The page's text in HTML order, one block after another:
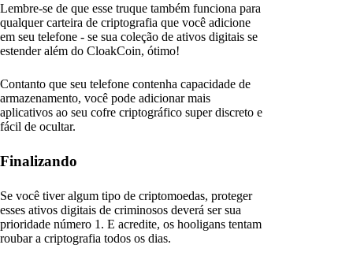
Lembre-se de que esse truque também funciona para
qualquer carteira de criptografia que você adicione
em seu telefone - se sua coleção de ativos digitais se
estender além do CloakCoin, ótimo!
Contanto que seu telefone contenha capacidade de
armazenamento, você pode adicionar mais
aplicativos ao seu cofre criptográfico super discreto e
fácil de ocultar.
Finalizando
Se você tiver algum tipo de criptomoedas, proteger
esses ativos digitais de criminosos deverá ser sua
prioridade número 1. E acredite, os hooligans tentam
roubar a criptografia todos os dias.